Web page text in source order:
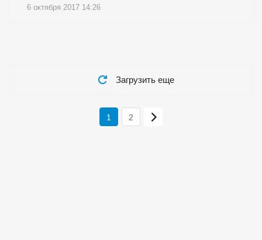
6 октября 2017 14:26
Загрузить еще
1 2